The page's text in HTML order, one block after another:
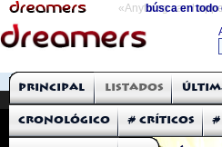
«Anything can
búsca en
THE DREAMERS
Críticas: Películas
Principal Listados
Cronológico # Críticos